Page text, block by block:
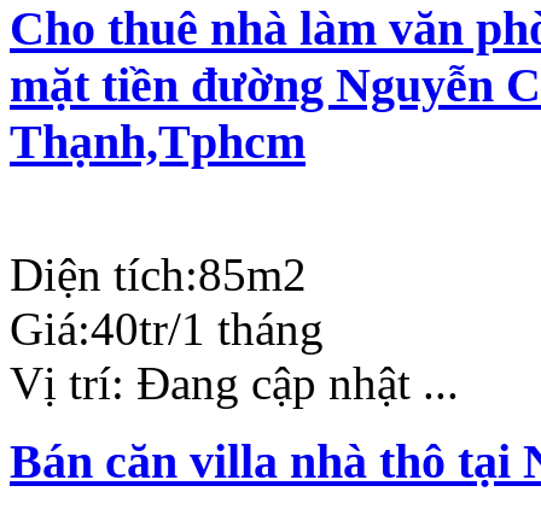
Cho thuê nhà làm văn
mặt tiền đường Nguyễn
Thạnh,Tphcm
Diện tích:85m2
Giá:40tr/1 tháng
Vị trí: Đang cập nhật ...
Bán căn villa nhà thô tại